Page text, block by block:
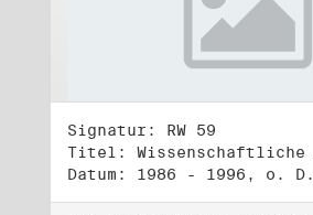
Signatur: RW 59
Datum: 1986 - 1996, o. D.